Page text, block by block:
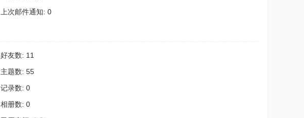
上次邮件通知: 0
好友数: 11
主题数: 55
记录数: 0
相册数: 0